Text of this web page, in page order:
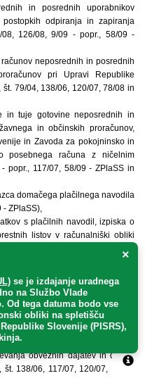
in posrednih uporabnikov
odpiranja in zapiranja
126/08, 9/09 - popr., 58/09 -
neposrednih in posrednih
pri Upravi Republike
79/04, 138/06, 120/07, 78/08 in
in tuje gotovine neposrednih in
in občinskih proračunov,
in Zavoda za pokojninsko in
posebnega računa z ničelnim
popr., 117/07, 58/09 - ZPlaSS in
domačega plačilnega navodila
ZPlaSS),
s plačilnih navodil, izpiska o
listov v računalniški obliki
tujih plačilnih navodil (Uradni list
Slovenije za javna plačila
obveznih dajatev in drugih
št. 110/02, 42/03, 134/03, 70/04,
117/07, 77/08, 32/09 in 58/09 -
obveznih dajatev in drugih
138/06, 117/07, 120/07, 11/08,
×
se je izdajanje uradnega
na Službo Vlade
. Od tega datuma bodo vse
obliki na spletišču
Slovenije (PISRS),